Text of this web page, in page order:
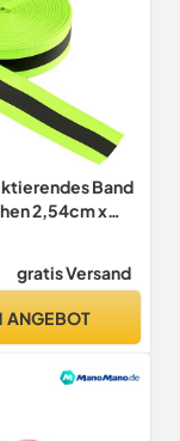
Band
2,54cm x
gratis Versand
ANGEBOT